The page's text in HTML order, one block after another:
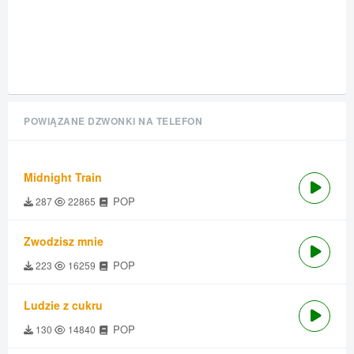
POWIĄZANE DZWONKI NA TELEFON
Midnight Train
287 22865 POP
Zwodzisz mnie
223 16259 POP
Ludzie z cukru
130 14840 POP